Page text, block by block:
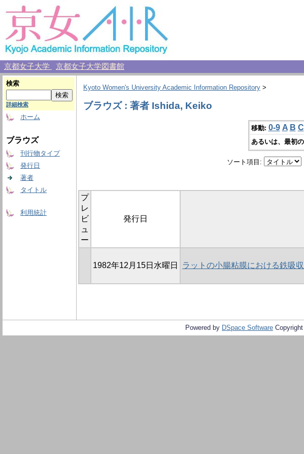
京都女子大学 京都女子大学図書館
検索
詳細検索
ホーム
ブラウズ
刊行物タイプ
発行日
著者
タイトル
利用統計
Kyoto Women's University Academic Information Repository >
ブラウズ : 著者 Ishida, Keiko
移動: 0-9 A B C
あるいは、最初
ソート項目:
プ
レ
ビ
ュ
ー
発行日
1982年12月15日水曜日 ラットの小腸粘膜における鉄吸
Powered by DSpace Software